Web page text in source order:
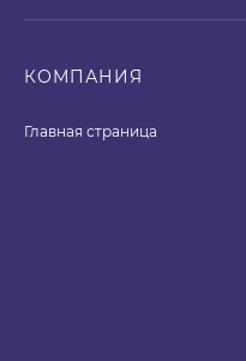
КОМПАНИЯ
Главная страница